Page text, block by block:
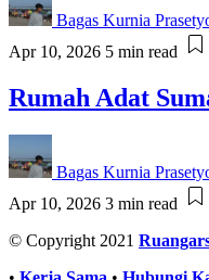
Bagas Kurnia
Apr 10, 2026 5 min read
Rumah Adat
Bagas Kurnia
Apr 10, 2026 3 min read
© Copyright 2021